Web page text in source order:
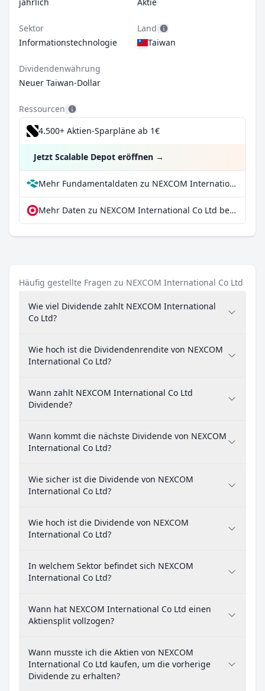
Sektor
Informationstechnologie
Land
Taiwan
Dividendenwährung
Neuer Taiwan-Dollar
Ressourcen
4.500+ Aktien-Sparpläne ab 1€
Jetzt Scalable Depot eröffnen →
Mehr Fundamentaldaten zu NEXCOM International Co Ltd bei Parqet
Mehr Daten zu NEXCOM International Co Ltd bei extraETF
Häufig gestellte Fragen zu NEXCOM International Co Ltd
Wie viel Dividende zahlt NEXCOM International
Co Ltd?
Wie hoch ist die Dividendenrendite von NEXCOM
International Co Ltd?
Wann zahlt NEXCOM International Co Ltd
Dividende?
Wann kommt die nächste Dividende von NEXCOM
International Co Ltd?
Wie sicher ist die Dividende von NEXCOM
International Co Ltd?
Wie hoch ist die Dividende von NEXCOM
International Co Ltd?
In welchem Sektor befindet sich NEXCOM
International Co Ltd?
Wann hat NEXCOM International Co Ltd einen
Aktiensplit vollzogen?
Wann musste ich die Aktien von NEXCOM
International Co Ltd kaufen, um die vorherige
Dividende zu erhalten?